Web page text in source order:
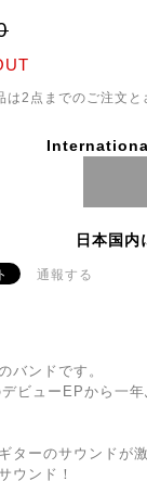
2点までのご注文と
日本国内
通報する
バンドです。
ビューEPから一
ターのサウンドが
ウンド！